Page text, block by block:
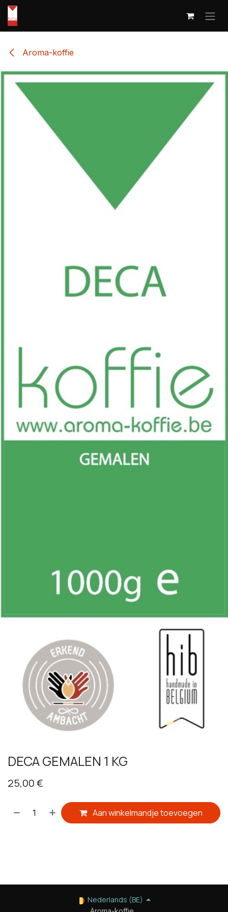
Overslaan naar inhoud
Aroma-koffie
​DECA GEMALEN 1 KG
25,00€
Aan winkelmandje toevoegen
Nederlands (BE)